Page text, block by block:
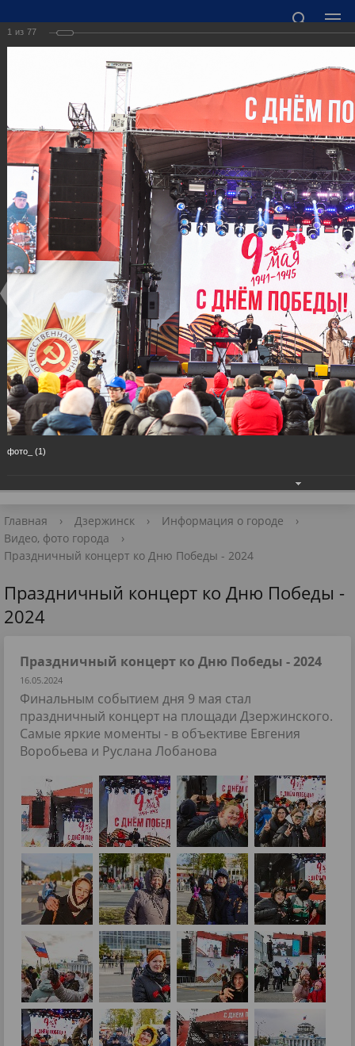
ОФИЦИАЛЬНЫЙ САЙТ АДМИНИСТРАЦИИ
ГОРОДСКОГО ОКРУГА ГОРОД ДЗЕРЖИНСК
НИЖЕГОРОДСКОЙ ОБЛАСТИ
Точный прогноз погоды в Дзержинске
https://world-weather.ru/informers/
🛜Карта WiFi🛜
606000 Нижегородская область, г. Дзержинск,
пл. Дзержинского, д. 1
Приёмная Главы
+7 (8313) 27-98-10
Главная › Дзержинск › Информация о городе
›
Видео, фото города
›
Праздничный концерт ко Дню Победы - 2024
Праздничный концерт ко Дню Победы -
2024
Праздничный концерт ко Дню Победы - 2024
16.05.2024
Финальным событием дня 9 мая стал
праздничный концерт на площади Дзержинского.
Самые яркие моменты - в объективе Евгения
Воробьева и Руслана Лобанова
1 из 77
фото_ (1)